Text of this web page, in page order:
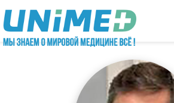
Перейти к основному содержанию